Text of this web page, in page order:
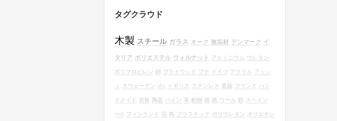
タグクラウド
木製 スチール ガラス オーク 無垢材 デンマーク イ
タリア ポリエステル ウォルナット アルミニウム ウレタン
ポリプロピレン 綿 プライウッド ブナ ドイツ アクリル アッシ
ュ スウェーデン abs イギリス ステンレス 真鍮 フランス ハン
ドメイド 突板 陶器 パイン 革 動物 鏡 紙 ウール 鉄 スペイン
mdf フィンランド 花 鳥 プラスチック ポリウレタン ポリエチレ